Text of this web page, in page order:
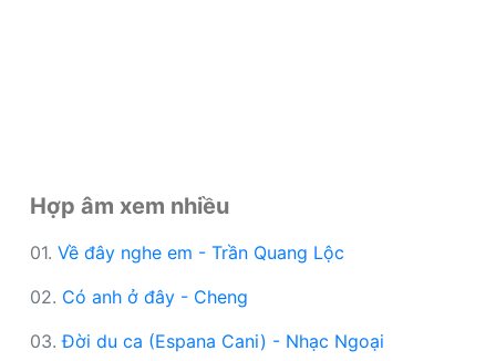
Hợp âm xem nhiều
01. Về đây nghe em - Trần Quang Lộc
02. Có anh ở đây - Cheng
03.Đời du ca (Espana Cani) - Nhạc Ngoại